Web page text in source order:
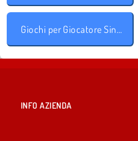
Giochi per Giocatore Singolo
INFO AZIENDA